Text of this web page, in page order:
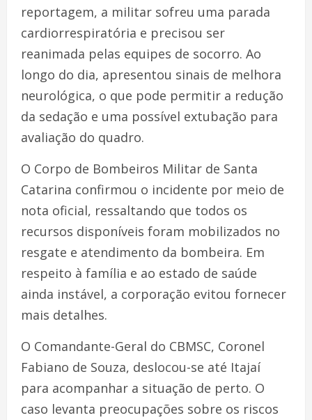
reportagem, a militar sofreu uma parada
cardiorrespiratória e precisou ser
reanimada pelas equipes de socorro. Ao
longo do dia, apresentou sinais de melhora
neurológica, o que pode permitir a redução
da sedação e uma possível extubação para
avaliação do quadro.
O Corpo de Bombeiros Militar de Santa
Catarina confirmou o incidente por meio de
nota oficial, ressaltando que todos os
recursos disponíveis foram mobilizados no
resgate e atendimento da bombeira. Em
respeito à família e ao estado de saúde
ainda instável, a corporação evitou fornecer
mais detalhes.
O Comandante-Geral do CBMSC, Coronel
Fabiano de Souza, deslocou-se até Itajaí
para acompanhar a situação de perto. O
caso levanta preocupações sobre os riscos